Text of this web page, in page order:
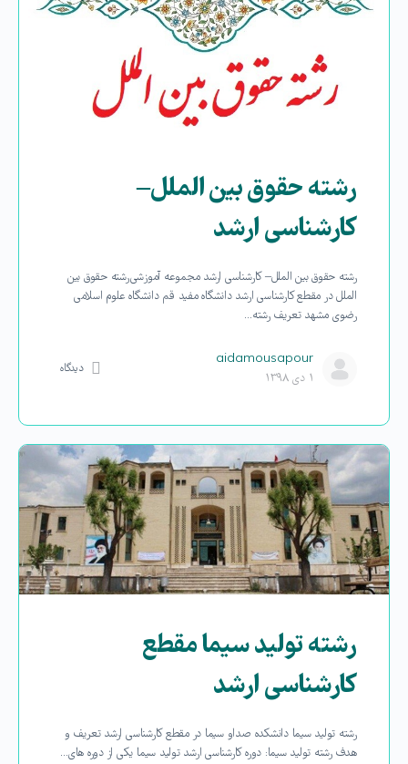
رشته حقوق بین الملل–
کارشناسی ارشد
رشته حقوق بین الملل– کارشناسی ارشد مجموعه‏ آموزشی رشته حقوق بین
الملل در مقطع کارشناسی ارشد دانشگاه مفید قم دانشگاه علوم اسلامی
رضوی مشهد تعریف رشته…
aidamousapour
۱ دی ۱۳۹۸
دیدگاه
رشته تولید سیما مقطع
کارشناسی ارشد
رشته تولید سیما دانشکده صداو سیما در مقطع کارشناسی ارشد تعریف و
هدف رشته تولید سیما: دوره کارشناسی ارشد تولید سیما یکی از دوره های…